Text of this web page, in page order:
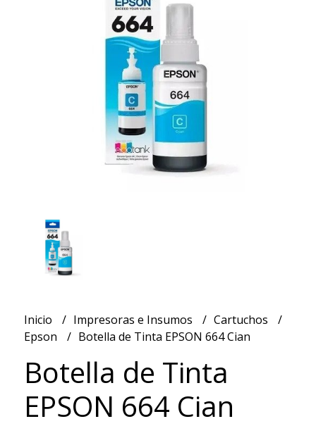
Inicio Impresoras e Insumos
Cartuchos
Epson
Botella de Tinta EPSON 664 Cian
Botella de Tinta
EPSON 664 Cian